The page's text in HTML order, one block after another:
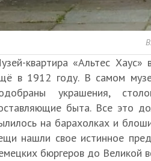
квартира «Альтес
в 1912 году. В самом
украшения,
быта. Все это
на барахолках и
нашли свое истинное
бюргеров до Великой